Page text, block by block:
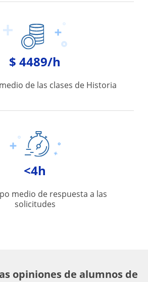
$ 4489/h
de las clases de Historia
<4h
medio de respuesta a las
solicitudes
opiniones de alumnos de